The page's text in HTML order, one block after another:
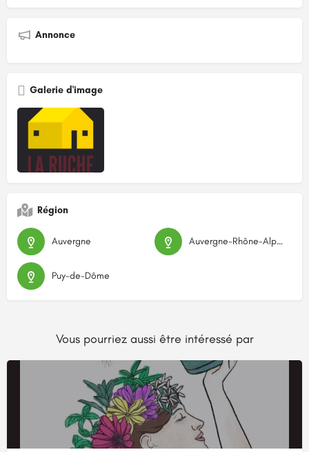
Annonce
Galerie d'image
Région
Auvergne Auvergne-Rhône-Alpes
Puy-de-Dôme
Vous pourriez aussi être intéressé par